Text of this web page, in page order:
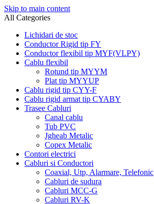
Skip to main content
All Categories
Lichidari de stoc
Conductor Rigid tip FY
Conductor flexibil tip MYF(VLPY)
Cablu flexibil
Rotund tip MYYM
Plat tip MYYUP
Cablu rigid tip CYY-F
Cablu rigid armat tip CYABY
Trasee Cabluri
Canal cablu
Tub PVC
Jgheab Metalic
Copex Metalic
Contori electrici
Cabluri si Conductori
Coaxial, Utp, Alarmare, Telefonic
Cabluri de sudura
Cabluri MCC-G
Cabluri RV-K